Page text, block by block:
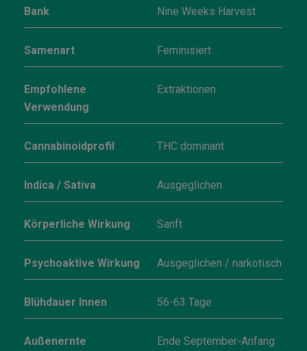
Bank Nine Weeks Harvest
Samenart Feminisiert
Empfohlene
Verwendung
Extraktionen
Cannabinoidprofil THC dominant
Indica / Sativa Ausgeglichen
Körperliche Wirkung Sanft
Psychoaktive Wirkung Ausgeglichen / narkotisch
Blühdauer Innen 56-63 Tage
Außenernte
Ende September-Anfang